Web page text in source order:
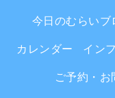
今日のむらいブ
カレンダー イン
ご予約・お